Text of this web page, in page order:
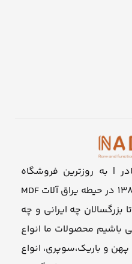
| به روزترین فروشگاه
اینترنتی مجموعه ما از سال ۱۳۸۴ در حیطه یراق آلات MDF
چه ایرانی و چه
باشیم محصولات ما انواع
و باریک،سوپری، انواع